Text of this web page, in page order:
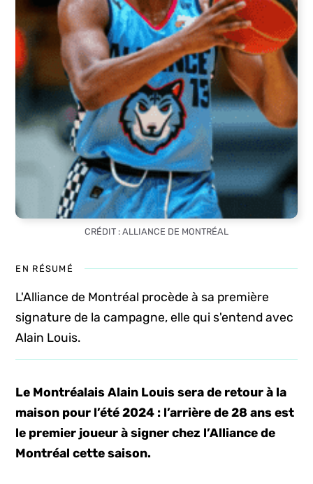
CRÉDIT : ALLIANCE DE MONTRÉAL
EN RÉSUMÉ
L'Alliance de Montréal procède à sa première
signature de la campagne, elle qui s'entend avec
Alain Louis.
Le Montréalais Alain Louis sera de retour à la
maison pour l’été 2024 : l’arrière de 28 ans est
le premier joueur à signer chez l’Alliance de
Montréal cette saison.